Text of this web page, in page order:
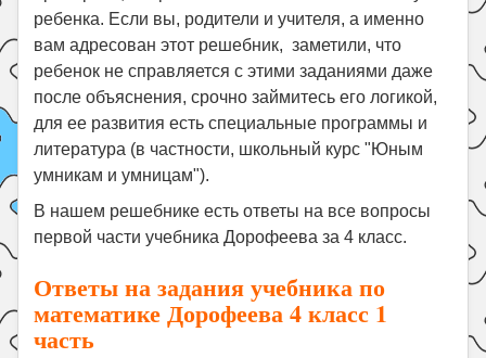
ребенка. Если вы, родители и учителя, а именно
вам адресован этот решебник, заметили, что
ребенок не справляется с этими заданиями даже
после объяснения, срочно займитесь его логикой,
для ее развития есть специальные программы и
литература (в частности, школьный курс "Юным
умникам и умницам").
В нашем решебнике есть ответы на все вопросы
первой части учебника Дорофеева за 4 класс.
Ответы на задания учебника по
математике Дорофеева 4 класс 1
часть